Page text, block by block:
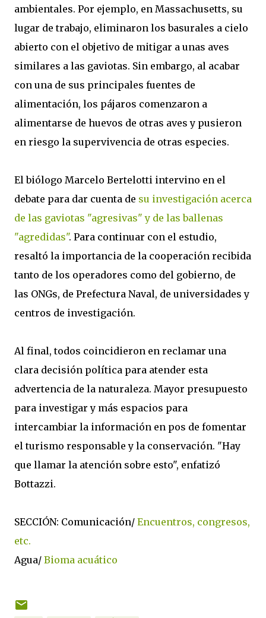
ambientales. Por ejemplo, en Massachusetts, su
lugar de trabajo, eliminaron los basurales a cielo
abierto con el objetivo de mitigar a unas aves
similares a las gaviotas. Sin embargo, al acabar
con una de sus principales fuentes de
alimentación, los pájaros comenzaron a
alimentarse de huevos de otras aves y pusieron
en riesgo la supervivencia de otras especies.
El biólogo Marcelo Bertelotti intervino en el
debate para dar cuenta de su investigación acerca
de las gaviotas "agresivas" y de las ballenas
"agredidas". Para continuar con el estudio,
resaltó la importancia de la cooperación recibida
tanto de los operadores como del gobierno, de
las ONGs, de Prefectura Naval, de universidades y
centros de investigación.
Al final, todos coincidieron en reclamar una
clara decisión política para atender esta
advertencia de la naturaleza. Mayor presupuesto
para investigar y más espacios para
intercambiar la información en pos de fomentar
el turismo responsable y la conservación. "Hay
que llamar la atención sobre esto", enfatizó
Bottazzi.
SECCIÓN: Comunicación/ Encuentros, congresos,
etc.
Agua/ Bioma acuático